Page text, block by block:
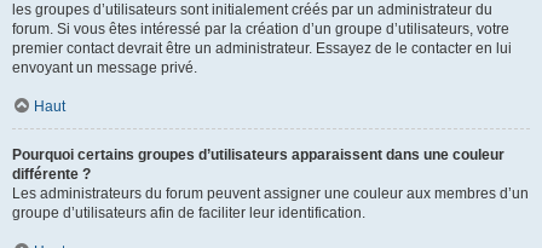
les groupes d’utilisateurs sont initialement créés par un administrateur du
forum. Si vous êtes intéressé par la création d’un groupe d’utilisateurs, votre
premier contact devrait être un administrateur. Essayez de le contacter en lui
envoyant un message privé.
Haut
Pourquoi certains groupes d’utilisateurs apparaissent dans une couleur
différente ?
Les administrateurs du forum peuvent assigner une couleur aux membres d’un
groupe d’utilisateurs afin de faciliter leur identification.